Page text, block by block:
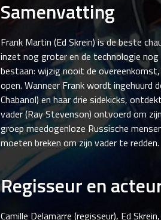
Samenvatting
Frank Martin (Ed Skrein) is de beste
inzet nog groter en de technologie
bestaan: wijzig nooit de
open. Wanneer Frank wordt ingehuurd
Chabanol) en haar drie sidekicks,
vader (Ray Stevenson) ontvoerd om
groep meedogenloze Russische
moeten breken om zijn vader te redden.
Regisseur en
Camille Delamarre (regisseur), Ed